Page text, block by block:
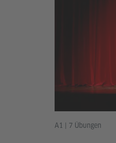
A1 | 7 Übungen